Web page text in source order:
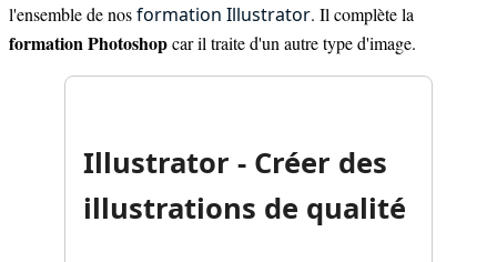
l'ensemble de nosformation Illustrator. Il complète la
formation Photoshopcar il traite d'un autre type d'image.
Illustrator - Créer des
illustrations de qualité